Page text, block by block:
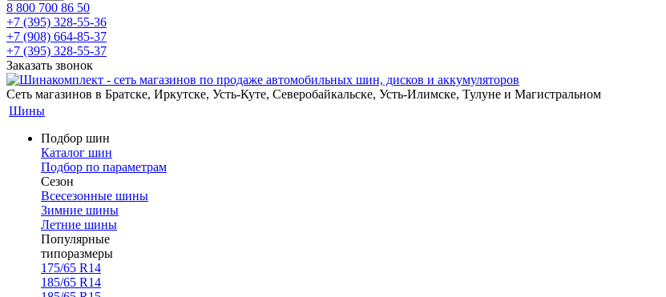
8 800 700 86 50
+7 (395) 328-55-36
+7 (908) 664-85-37
+7 (395) 328-55-37
Заказать звонок
Сеть магазинов в Братске, Иркутске, Усть-Куте, Северобайкальске, Усть-Илимске, Тулуне и Магистральном
Шины
Подбор шин
Каталог шин
Подбор по параметрам
Сезон
Всесезонные шины
Зимние шины
Летние шины
Популярные
типоразмеры
175/65 R14
185/65 R14